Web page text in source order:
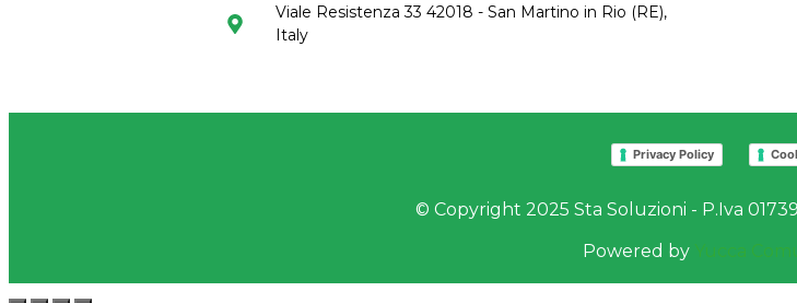
Viale Resistenza 33 42018 - San Martino in Rio (RE),
Italy
Privacy Policy
© Copyright 2025 Sta Soluzioni - P.Iva
Powered by Yucca